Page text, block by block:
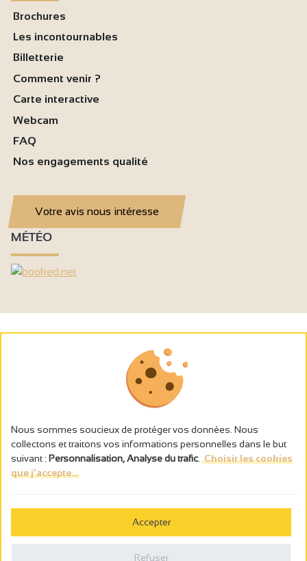
Brochures
Les incontournables
Billetterie
Comment venir ?
Carte interactive
Webcam
FAQ
Nos engagements qualité
Votre avis nous intéresse
MÉTÉO
L’abus d’alcool est dangereux pour la santé, à consommer avec
Politique de confidentialité
Nous sommes soucieux de protéger vos données. Nous
collectons et traitons vos informations personnelles dans le but
suivant : Personnalisation, Analyse du trafic Choisir les cookies
que j'accepte...
Accepter
Refuser